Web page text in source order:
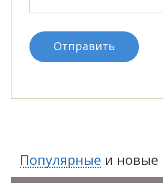
Популярные и новые